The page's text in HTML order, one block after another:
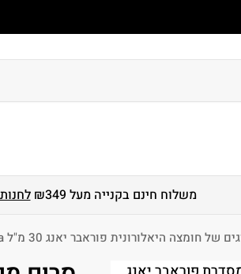
משלוח חינם בקנייה מעל ₪349